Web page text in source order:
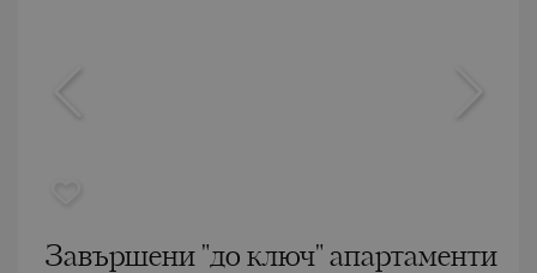
Завършени "до ключ" апартаменти